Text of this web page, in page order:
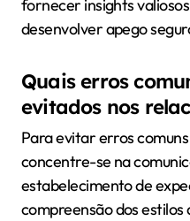
fornecer insights
desenvolver apego
Quais erros
evitados nos
Para evitar erros
concentre-se na
estabelecimento de
compreensão dos